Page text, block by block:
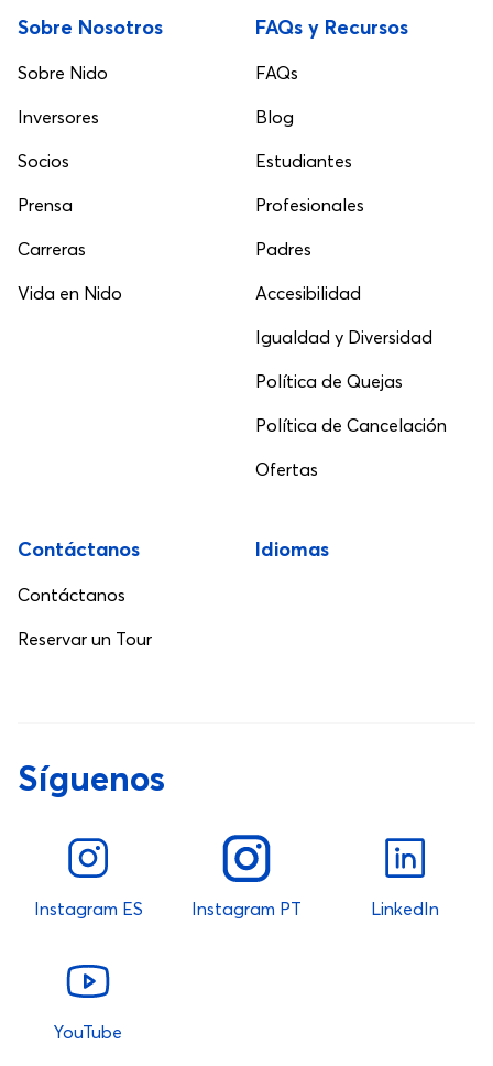
Sobre Nosotros
Sobre Nido
Inversores
Socios
Prensa
Carreras
Vida en Nido
FAQs y Recursos
FAQs
Blog
Estudiantes
Profesionales
Padres
Accesibilidad
Igualdad y Diversidad
Política de Quejas
Política de Cancelación
Ofertas
Contáctanos
Contáctanos
Reservar un Tour
Idiomas
Síguenos
Instagram ES Instagram PT LinkedIn
YouTube